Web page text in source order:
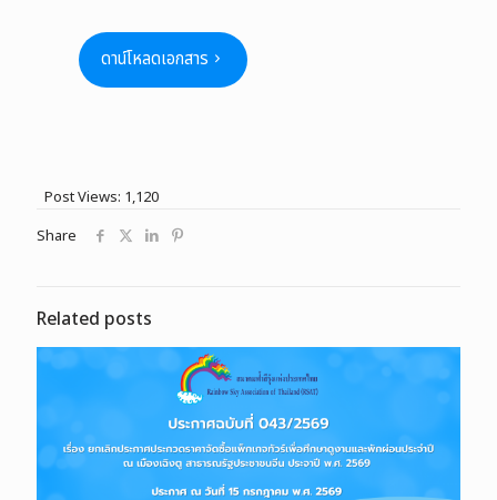
ดาน์โหลดเอกสาร
Post Views: 1,120
Share
Related posts